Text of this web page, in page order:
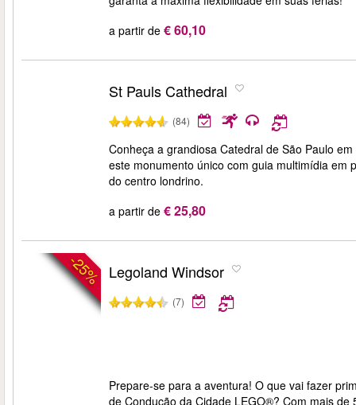
a partir de € 60,10
St Pauls Cathedral
(84)
Conheça a grandiosa Catedral de São Paulo
este monumento único com guia multimídia em
do centro londrino.
a partir de € 25,80
-25% Legoland Windsor
(7)
Prepare-se para a aventura! O que vai fazer
de Condução da Cidade LEGO®? Com mais